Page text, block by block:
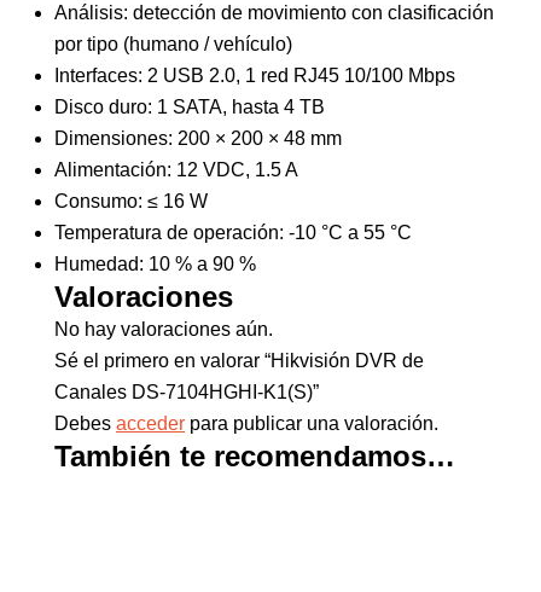
Análisis: detección de movimiento con clasificación
por tipo (humano / vehículo)
Interfaces: 2 USB 2.0, 1 red RJ45 10/100 Mbps
Disco duro: 1 SATA, hasta 4 TB
Dimensiones: 200 × 200 × 48 mm
Alimentación: 12 VDC, 1.5 A
Consumo: ≤ 16 W
Temperatura de operación: -10 °C a 55 °C
Humedad: 10 % a 90 %
Valoraciones
No hay valoraciones aún.
Sé el primero en valorar “Hikvisión DVR de
Canales DS-7104HGHI-K1(S)”
Debes acceder para publicar una valoración.
También te recomendamos…